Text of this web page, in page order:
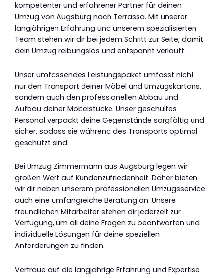
kompetenter und erfahrener Partner für deinen
Umzug von Augsburg nach Terrassa. Mit unserer
langjährigen Erfahrung und unserem spezialisierten
Team stehen wir dir bei jedem Schritt zur Seite, damit
dein Umzug reibungslos und entspannt verläuft.
Unser umfassendes Leistungspaket umfasst nicht
nur den Transport deiner Möbel und Umzugskartons,
sondern auch den professionellen Abbau und
Aufbau deiner Möbelstücke. Unser geschultes
Personal verpackt deine Gegenstände sorgfältig und
sicher, sodass sie während des Transports optimal
geschützt sind.
Bei Umzug Zimmermann aus Augsburg legen wir
großen Wert auf Kundenzufriedenheit. Daher bieten
wir dir neben unserem professionellen Umzugsservice
auch eine umfangreiche Beratung an. Unsere
freundlichen Mitarbeiter stehen dir jederzeit zur
Verfügung, um all deine Fragen zu beantworten und
individuelle Lösungen für deine speziellen
Anforderungen zu finden.
Vertraue auf die langjährige Erfahrung und Expertise